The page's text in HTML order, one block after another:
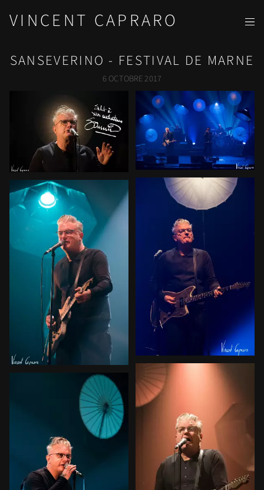
VINCENT CAPRARO
SANSEVERINO - FESTIVAL DE MARNE
6 OCTOBRE 2017